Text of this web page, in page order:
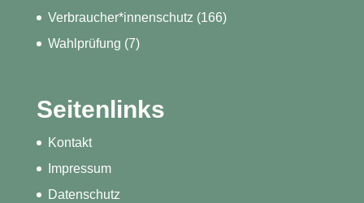
Verbraucher*innenschutz (166)
Wahlprüfung (7)
Seitenlinks
Kontakt
Impressum
Datenschutz